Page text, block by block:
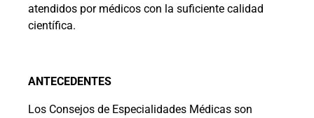
atendidos por médicos con la suficiente calidad
científica.
ANTECEDENTES
Los Consejos de Especialidades Médicas son